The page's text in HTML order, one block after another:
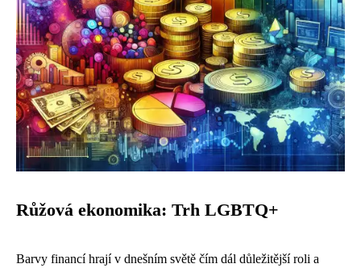
Růžová ekonomika: Trh LGBTQ+
Barvy financí hrají v dnešním světě čím dál důležitější roli a